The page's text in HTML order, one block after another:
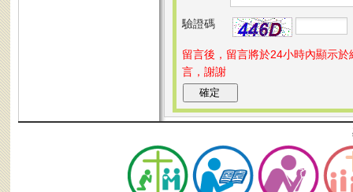
驗證碼
留言後，留言將於24小時內顯示
言，謝謝